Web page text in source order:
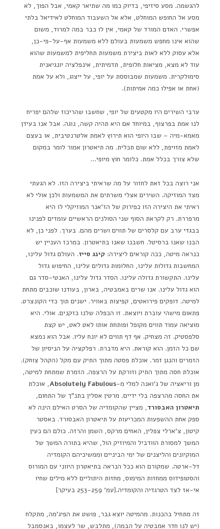
להגשמה. מסע סיזיפי, בדיוק כמו מה שתיאר קאמי, אבל הפוך, לא
מסע אל החופש המוחלט, אלא אל השעבוד המוחלט לאידיאל בלתי
אפשרי. האדם המורד של קאמי, אין לו כבר במה למרוד, משום
שהוא אינו מחפש משמעות בעולם ללא משמעות אף-על-פי-כן,
אלא עסוק ללא לאות ביצירת משמעות תחליפית למשמעות שהוא
עוד לא מצא, מציאות חלופית, תדמיתית, אינפלציה יונגיאנית
סימולקרית. משמעות שמבוססת על יופי, על ייצוג, ולא על אמת
(אחת או אפילו כמה אמיתות).
ערבי השירים היו מקטעים של יופי, שחשבו שהריכוז שלהם יפריח
לנו אמת בפרצוף, במיוחד אם היא תהיה קשה, נוגה. אבל אנו בעידן
מאמא-מיה – שבו היופי הוא תירוץ לאמת אלטרנטיבית, או בעצם
לאמת מזויפת, ללא שום תכלית. מה תיאטרון אמור לומר במקום
שלא צורך בכלל אמת. כלומר חוץ מיופי…
אני רוצה בכל זאת לחזור על מה שראיתי ביצירה הזו. לא הגעתי
מצד המוזיקה. השירים אצלי משרתים את המשמעות ולכן אולי לא
ראיתי את היצירה הזו כפירוק של הז'אנר המוזיקלי לו היא
מרפררת. רק לקראת הסוף שני הסולנים הראשיים עומדים לפנינו
בבגדי ערב עם קלסרים של תווים ושרים מהם. בערך. לפני כן, לא
הבנו שאנו ברסיטל. חשבנו שאנו בתיאטרון. במרכז העניין יש
כנראה מיטה, ככה קוראים ליצירה: קינג סייז. העולם גדול עלינו,
המחשבות גדולות עלינו, החלומות גדולים עלינו, החיפוש גדול
עלינו. התקשורת גדולה עלינו. הסדר גדול עלינו, האנטי-סדר גם
הוא גדול עלינו. אנו שרים באמבטיה, בארון, בעודנו שוכבים מתחת
למיטה. דופקים פירואטים, קפיצות באוויר. ישנים תוך כדי הקונצרט.
פתאום מישהי עוברת ויוצאת. זו הכפלה שלנו כזקנים. אולי. היא
מוציאה עמוד תווים מקופל ופותחת אותו לאט לאט, יש קצת
סלפסטיק. זה מצחיק. אף דף תווים לא יונח עליו. אבל הוא נמצא
שם כל הזמן. הוא קוראת. היא מדברת. רפלקציה על הניסיון של
הזמרים והנגן זמר. אוכלת פסטה מתוך התיק עם מקל (הקהל צוחק).
אוכלת חסה מתוך התיק וזורקת על הרצפה. הזמרת שמתחת למיטה,
מן וריאציה של ג'ואנה למלי מ-Absolutely Fabulous, אוכלת
את החסה מהרצפה בלי ידיים. מרטין אסלין בתנ"ך של התחום,
תיאטרון האבסורד, מציין שהקומדיה של הסרט האילם הינה לא
ספק אחת ההשפעות המכריעות על תיאטרון האבסורד. באסטר
קיטון, צ'ארלי צפלין, האחים מרקס, השמן והרזה. כולם הם כעין
המשך למסורת הוודביל והמיוזיק הול, שהיא בתורה המשך של
המוקיונים והליצנים של ימי הביניים וממשיכיהם הקומדיה
דל-ארטה. שמקורם הוא ככל הנראה בתיאטרון היווני עם המורוס
והסטופידוס ממחזות המימוס, מחזות היתוליים ללא מילים שחיו
אי-אז לצד הטרגדיה והקומדיה.[עמ' 253-259 בעיקר]
זה מתחיל בהכנות. מהמיטה יוצא גבר, פושט את הפיג'מה, מתקלח
(יש לנו חדר אמבטיה על הבמה), מתלבש, שר לעצמו, באנסמבל